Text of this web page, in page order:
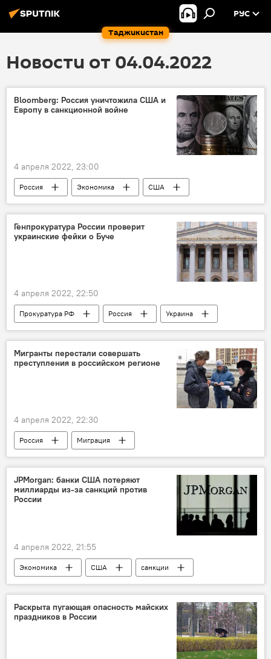
Таджикистан
РУС
Новости от 04.04.2022
Bloomberg: Россия уничтожила США и
Европу в санкционной войне
4 апреля 2022, 23:00
Россия Экономика
США
Мир
Генпрокуратура России проверит
украинские фейки о Буче
4 апреля 2022, 22:50
Прокуратура РФ Россия
Украина
Политика
Мигранты перестали совершать
преступления в российском регионе
4 апреля 2022, 22:30
Россия Миграция
JPMorgan: банки США потеряют
миллиарды из-за санкций против
России
4 апреля 2022, 21:55
Экономика США
санкции
банк
Мир
Раскрыта пугающая опасность майских
праздников в России